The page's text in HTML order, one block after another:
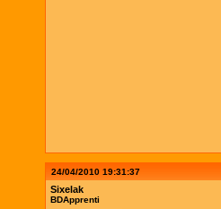
24/04/2010 19:31:37
Sixelak
BDApprenti